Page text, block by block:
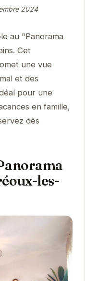
2024
au "Panorama
Cet
une vue
et des
pour une
en famille,
dès
les-